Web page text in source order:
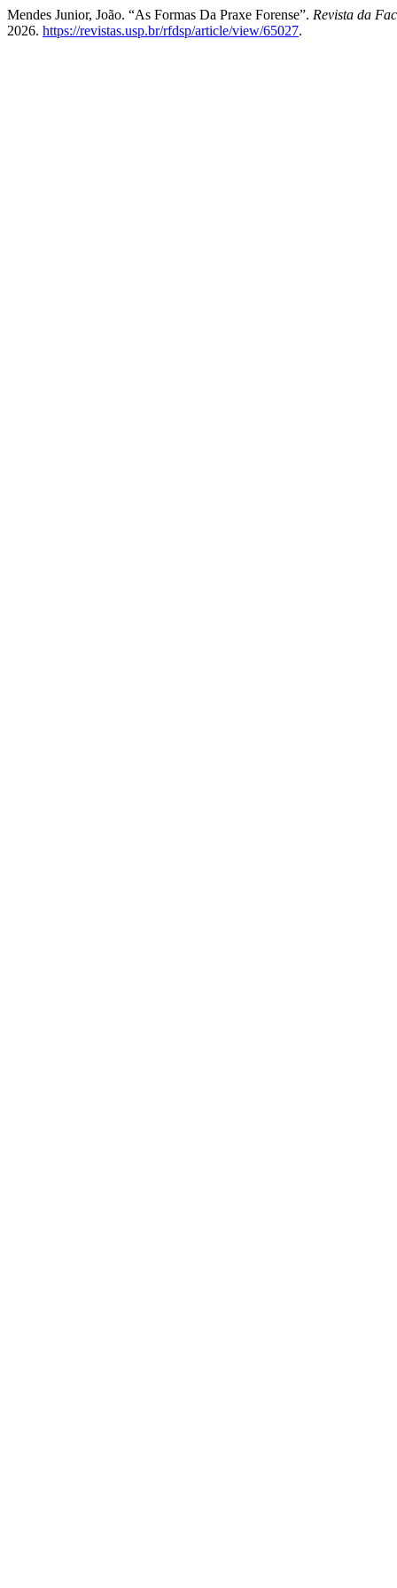
Mendes Junior, João. “As Formas Da Praxe Forense”. Revista da
2026. https://revistas.usp.br/rfdsp/article/view/65027.